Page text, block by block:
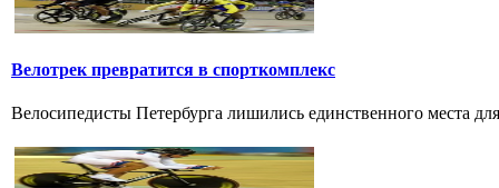
Велотрек превратится в спорткомплекс
Велосипедисты Петербурга лишились единственного места